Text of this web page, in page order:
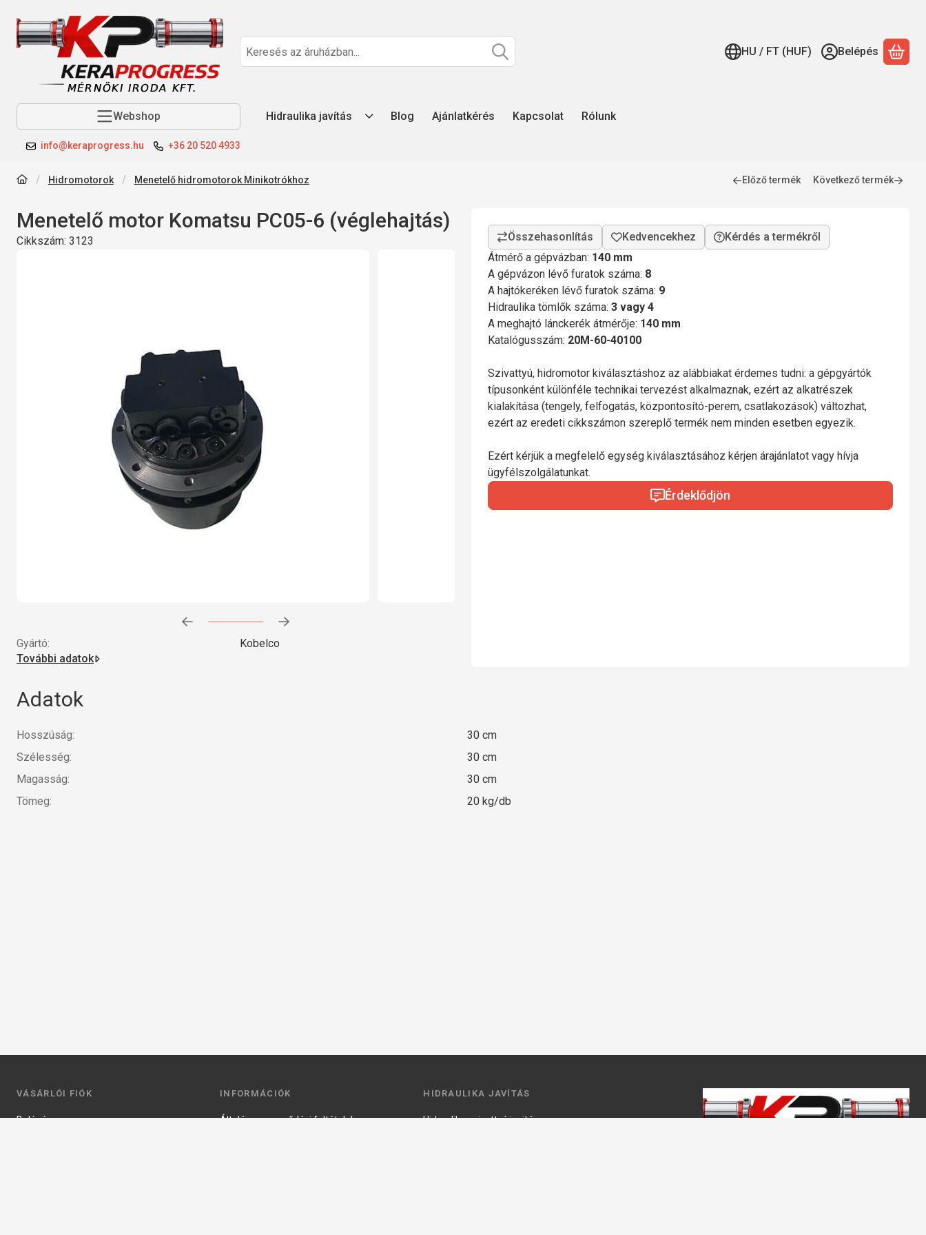
HU / FT (HUF) Belépés A
Webshop Hidraulika javítás Blog Ajánlatkérés Kapcsolat Rólunk
info@keraprogress.hu +36 20 520 4933
Hidromotorok Menetelő hidromotorok Minikotrókhoz Előző termék Következő termék
Menetelő motor Komatsu PC05-6 (véglehajtás)
Cikkszám: 3123
Gyártó:
Kobelco
További adatok
Kérdés a termékről
Átmérő a gépvázban: 140 mm
A gépvázon lévő furatok száma: 8
A hajtókeréken lévő furatok száma: 9
Hidraulika tömlők száma: 3 vagy 4
A meghajtó lánckerék átmérője: 140 mm
Katalógusszám: 20M-60-40100
Szivattyú, hidromotor kiválasztáshoz az alábbiakat érdemes tudni: a gépgyártók
típusonként különféle technikai tervezést alkalmaznak, ezért az alkatrészek
kialakítása (tengely, felfogatás, központosító-perem, csatlakozások) változhat,
ezért az eredeti cikkszámon szereplő termék nem minden esetben egyezik.
Ezért kérjük a megfelelő egység kiválasztásához kérjen árajánlatot vagy hívja
ügyfélszolgálatunkat.
Érdeklődjön
Adatok
Hosszúság:
30 cm
Szélesség:
30 cm
Magasság:
30 cm
Tömeg:
20 kg/db
VÁSÁRLÓI FIÓK
Belépés
INFORMÁCIÓK
Általános szerződési feltételek
HIDRAULIKA JAVÍTÁS
Hidraulika szivattyú javitás